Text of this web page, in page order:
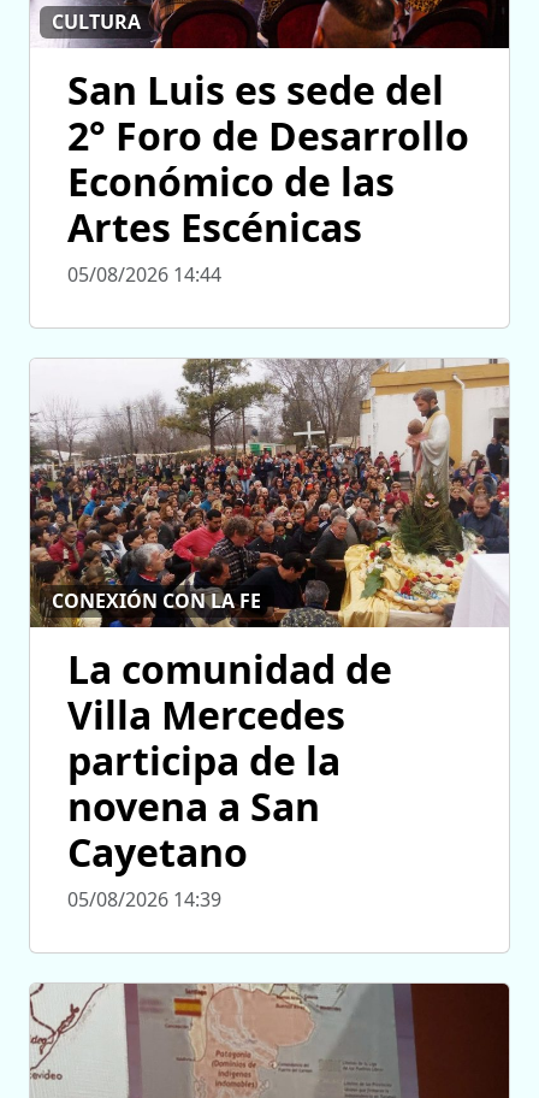
CULTURA
San Luis es sede del
2° Foro de Desarrollo
Económico de las
Artes Escénicas
05/08/2026 14:44
CONEXIÓN CON LA FE
La comunidad de
Villa Mercedes
participa de la
novena a San
Cayetano
05/08/2026 14:39